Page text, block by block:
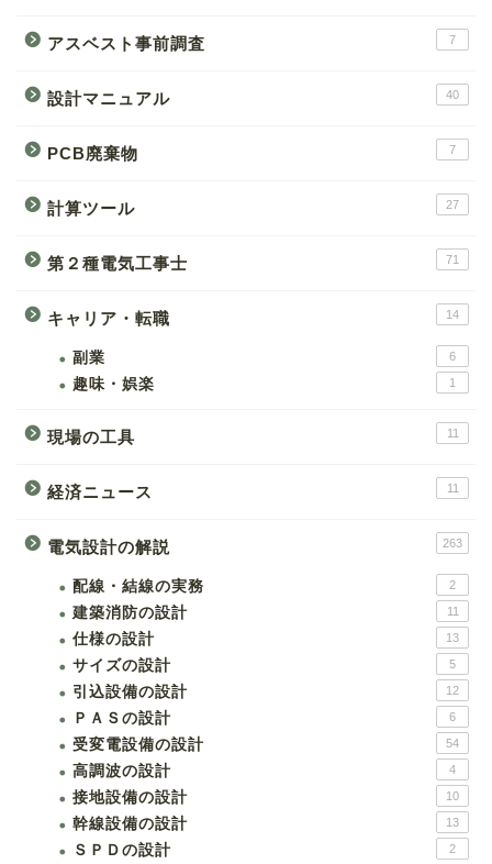
アスベスト事前調査 7
設計マニュアル 40
PCB廃棄物 7
計算ツール 27
第２種電気工事士 71
キャリア・転職 14
副業 6
趣味・娯楽 1
現場の工具 11
経済ニュース 11
電気設計の解説 263
配線・結線の実務 2
建築消防の設計 11
仕様の設計 13
サイズの設計 5
引込設備の設計 12
ＰＡＳの設計 6
受変電設備の設計 54
高調波の設計 4
接地設備の設計 10
幹線設備の設計 13
ＳＰＤの設計 2